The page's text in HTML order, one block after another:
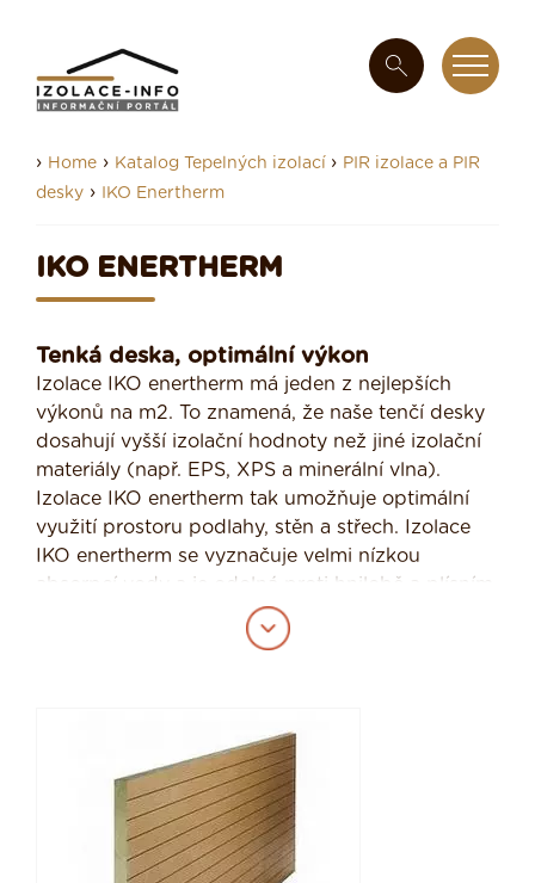
› Home › Katalog Tepelných izolací › PIR izolace a PIR
desky › IKO Enertherm
IKO ENERTHERM
Tenká deska, optimální výkon
Izolace IKO enertherm má jeden z nejlepších
výkonů na m2. To znamená, že naše tenčí desky
dosahují vyšší izolační hodnoty než jiné izolační
materiály (např. EPS, XPS a minerální vlna).
Izolace IKO enertherm tak umožňuje optimální
využití prostoru podlahy, stěn a střech. Izolace
IKO enertherm se vyznačuje velmi nízkou
absorpcí vody a je odolná proti hnilobě a plísním.
Díky tomu si svou izolační hodnotu udržuje za
všech podmínek. Použitím jemné buněčné
pěny. Díky tomu jsou naše izolační desky
rozměrově stabilní a po mnoho let si uchovávají
své izolační vlastnosti. Hmotností 32 kg/m3 se
IKO enertherm řadí mezi lehké izolace. Nízká
hmotnost usnadňuje manipulaci s materiálem.
Menší tloušťka desek IKO enertherm znamená